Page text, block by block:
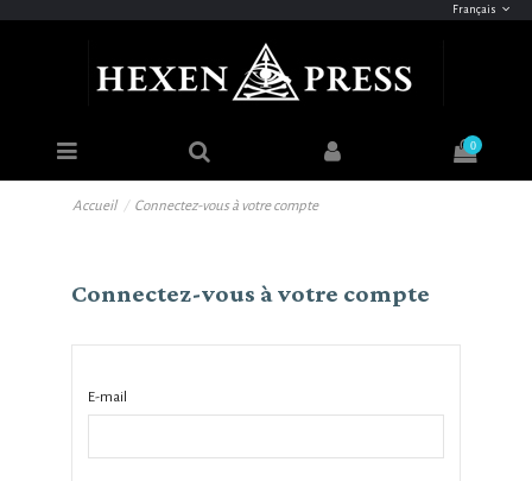
Français
0
Accueil Connectez-vous à votre compte
Connectez-vous à votre compte
E-mail